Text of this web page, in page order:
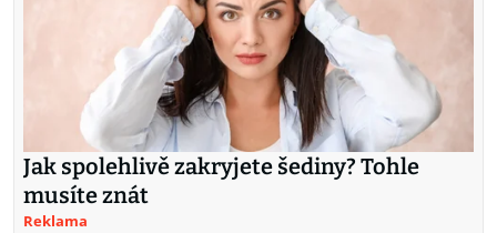
Jak spolehlivě zakryjete šediny? Tohle
musíte znát
Reklama